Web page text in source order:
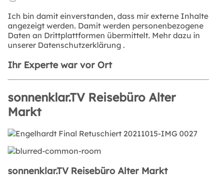
Ich bin damit einverstanden, dass mir externe Inhalte
angezeigt werden. Damit werden personenbezogene
Daten an Drittplattformen übermittelt. Mehr dazu in
unserer Datenschutzerklärung .
Ihr Experte war vor Ort
sonnenklar.TV Reisebüro Alter
Markt
sonnenklar.TV Reisebüro Alter Markt